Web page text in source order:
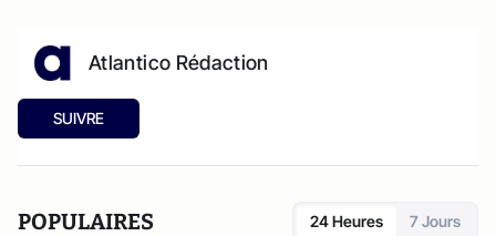
Atlantico Rédaction
SUIVRE
POPULAIRES 24 Heures 7 Jours